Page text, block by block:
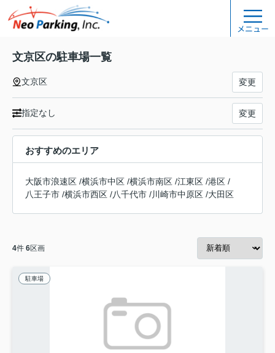
メニュー
文京区の駐車場一覧
文京区 変更
指定なし 変更
おすすめのエリア
大阪市浪速区 /横浜市中区 /横浜市南区 /江東区 /港区 /
八王子市 /横浜市西区 /八千代市 /川崎市中原区 /大田区
4件 6区画
駐車場